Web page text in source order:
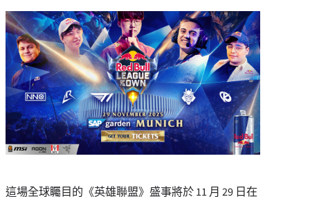
這場全球矚目的《英雄聯盟》盛事將於 11 月 29 日在